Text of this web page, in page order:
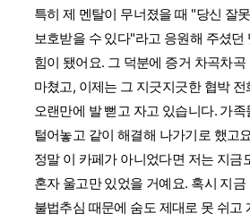
특히 제 멘탈이 무너졌을 때 "당신 잘
보호받을 수 있다"라고 응원해 주셨던
힘이 됐어요. 그 덕분에 증거 차곡차
마쳤고, 이제는 그 지긋지긋한 협박
오랜만에 발 뻗고 자고 있습니다. 가
털어놓고 같이 해결해 나가기로 했고
정말 이 카페가 아니었다면 저는 지금
혼자 울고만 있었을 거예요. 혹시 지
불법추심 때문에 숨도 제대로 못 쉬고